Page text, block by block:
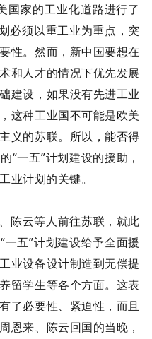
国家的工业化道路进行了
必须以重工业为重点，突
性。然而，新中国要想在
和人才的情况下优先发展
建设，如果没有先进工业
这种工业国不可能是欧美
义的苏联。所以，能否得
“一五”计划建设的援助，
业计划的关键。
陈云等人前往苏联，就此
五”计划建设给予全面援
业设备设计制造到无偿提
留学生等各个方面。这表
了必要性、紧迫性，而且
恩来、陈云回国的当晚，